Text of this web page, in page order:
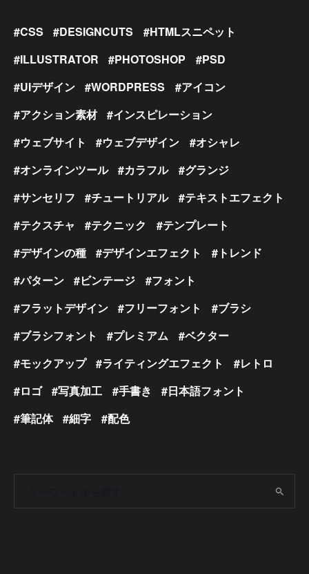
CSS DESIGNCUTS
HTMLスニペット
ILLUSTRATOR
PHOTOSHOP
PSD
UIデザイン
WORDPRESS
アイコン
アクション素材
インスピレーション
ウェブサイト
ウェブデザイン
オシャレ
オンラインツール
カラフル
グランジ
サンセリフ
チュートリアル
テキストエフェクト
テクスチャ
テクニック
テンプレート
デザインの種
デザインエフェクト
トレンド
パターン
ビンテージ
フォント
フラットデザイン
フリーフォント
ブラシ
ブラシフォント
プレミアム
ベクター
モックアップ
ライティングエフェクト
レトロ
ロゴ
写真加工 手書き
日本語フォント
筆記体
細字 配色